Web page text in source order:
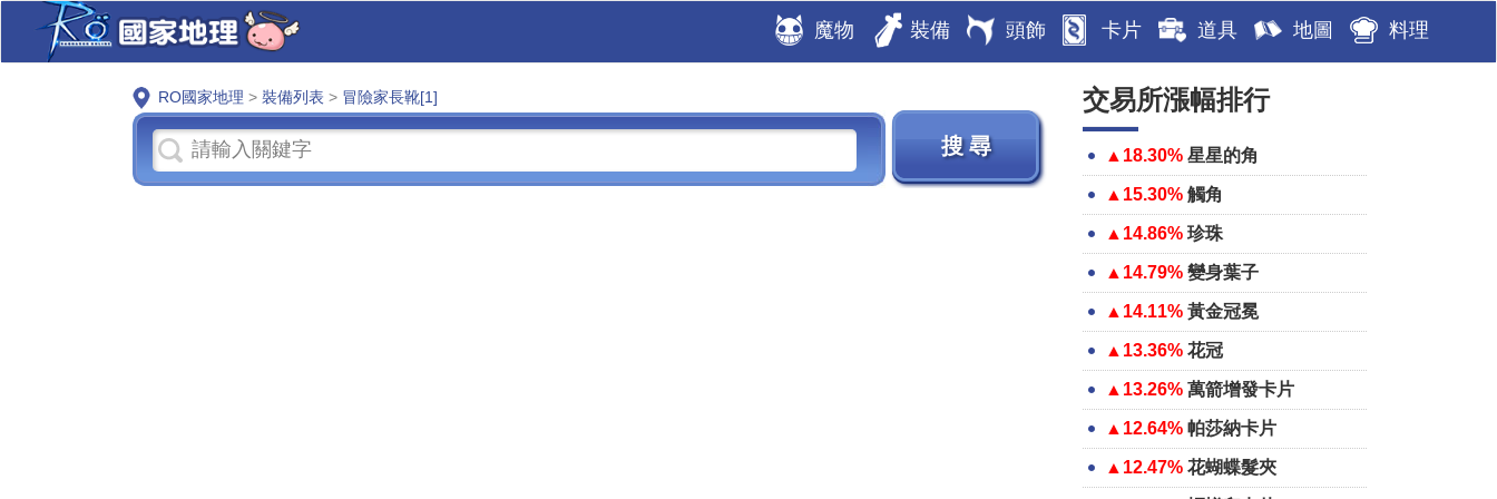
魔物 裝備 頭飾 卡片 道具 地圖 料理
RO國家地理 > 裝備列表 > 冒險家長靴[1] 交易所漲幅排行
▲18.30% 星星的角
▲15.30% 觸角
▲14.86% 珍珠
▲14.79% 變身葉子
▲14.11% 黃金冠冕
▲13.36% 花冠
▲13.26% 萬箭增發卡片
▲12.64% 帕莎納卡片
▲12.47% 花蝴蝶髮夾